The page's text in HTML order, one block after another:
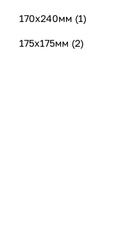
170х240мм (1)
175х175мм (2)